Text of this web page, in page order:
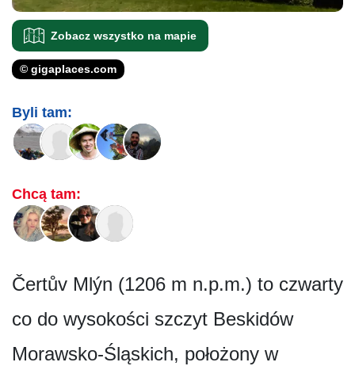
Zobacz wszystko na mapie
© gigaplaces.com
Byli tam:
Chcą tam:
Čertův Mlýn (1206 m n.p.m.) to czwarty
co do wysokości szczyt Beskidów
Morawsko-Śląskich, położony w